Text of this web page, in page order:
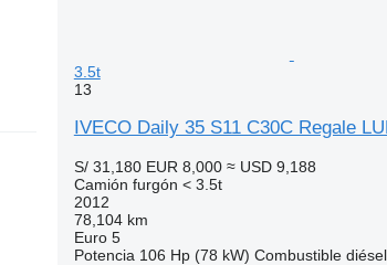
3.5t
13
IVECO Daily 35 S11 C30C Regale
S/ 31,180 EUR 8,000 ≈ USD 9,188
Camión furgón < 3.5t
2012
78,104 km
Euro 5
Potencia 106 Hp (78 kW) Combustible diésel